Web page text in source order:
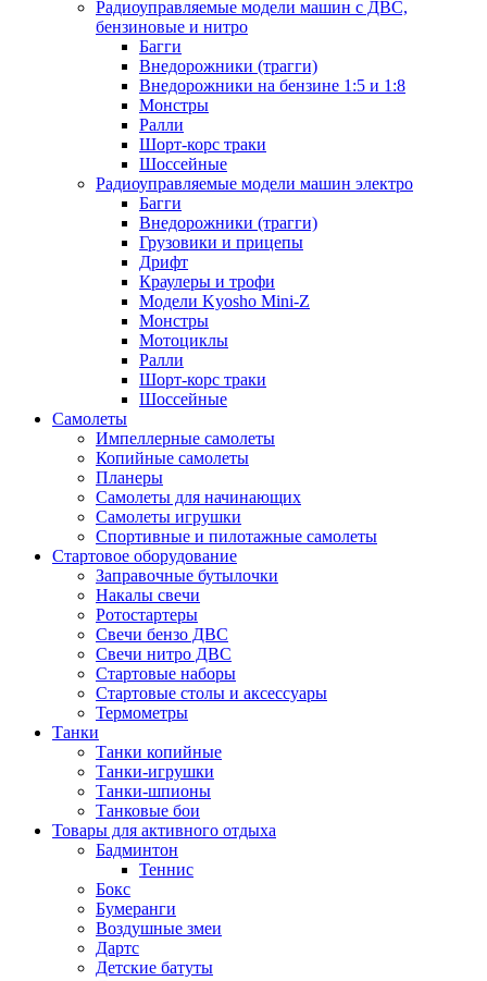
Радиоуправляемые модели машин с ДВС,
бензиновые и нитро
Багги
Внедорожники (трагги)
Внедорожники на бензине 1:5 и 1:8
Монстры
Ралли
Шорт-корс траки
Шоссейные
Радиоуправляемые модели машин электро
Багги
Внедорожники (трагги)
Грузовики и прицепы
Дрифт
Краулеры и трофи
Модели Kyosho Mini-Z
Монстры
Мотоциклы
Ралли
Шорт-корс траки
Шоссейные
Самолеты
Импеллерные самолеты
Копийные самолеты
Планеры
Самолеты для начинающих
Самолеты игрушки
Спортивные и пилотажные самолеты
Стартовое оборудование
Заправочные бутылочки
Накалы свечи
Ротостартеры
Свечи бензо ДВС
Свечи нитро ДВС
Стартовые наборы
Стартовые столы и аксессуары
Термометры
Танки
Танки копийные
Танки-игрушки
Танки-шпионы
Танковые бои
Товары для активного отдыха
Бадминтон
Теннис
Бокс
Бумеранги
Воздушные змеи
Дартс
Детские батуты